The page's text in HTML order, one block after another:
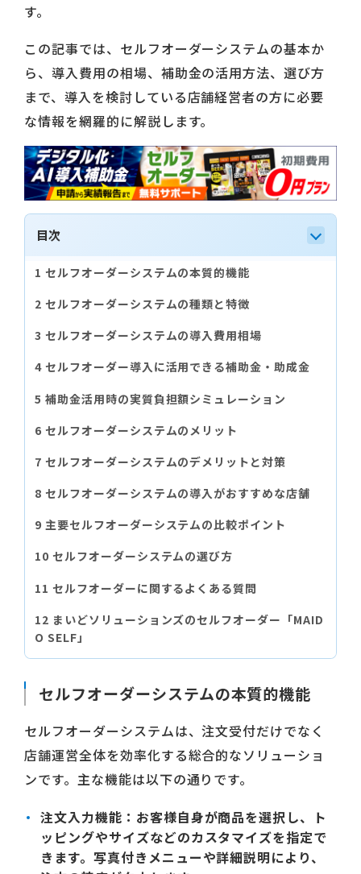
す。
この記事では、セルフオーダーシステムの基本か
ら、導入費用の相場、補助金の活用方法、選び方
まで、導入を検討している店舗経営者の方に必要
な情報を網羅的に解説します。
目次
セルフオーダーシステムの本質的機能
セルフオーダーシステムの種類と特徴
セルフオーダーシステムの導入費用相場
セルフオーダー導入に活用できる補助金・助成金
補助金活用時の実質負担額シミュレーション
セルフオーダーシステムのメリット
セルフオーダーシステムのデメリットと対策
セルフオーダーシステムの導入がおすすめな店舗
主要セルフオーダーシステムの比較ポイント
セルフオーダーシステムの選び方
セルフオーダーに関するよくある質問
まいどソリューションズのセルフオーダー「MAID
O SELF」
セルフオーダーシステムの本質的機能
セルフオーダーシステムは、注文受付だけでなく
店舗運営全体を効率化する総合的なソリューショ
ンです。主な機能は以下の通りです。
注文入力機能 ：お客様自身が商品を選択し、ト
ッピングやサイズなどのカスタマイズを指定で
きます。写真付きメニューや詳細説明により、